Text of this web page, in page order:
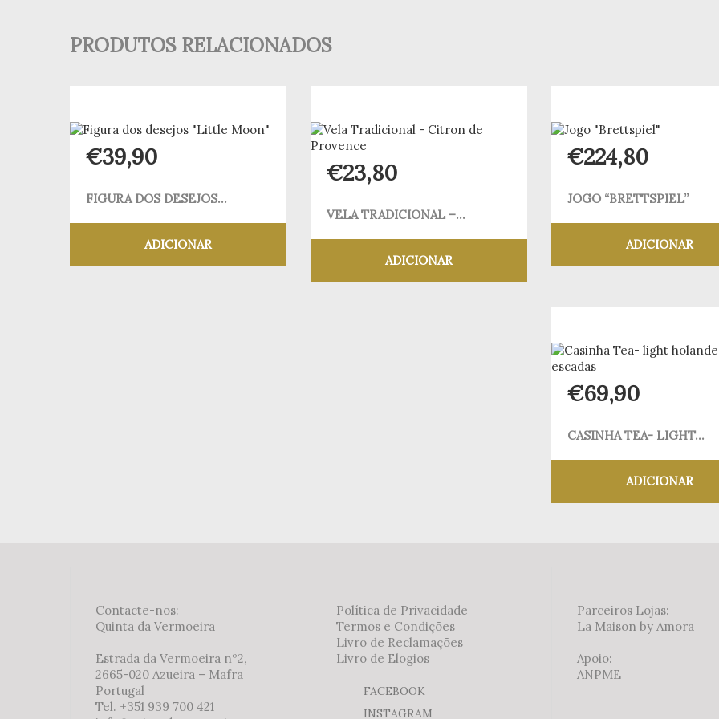
PRODUTOS RELACIONADOS
€39,90
FIGURA DOS DESEJOS...
ADICIONAR
€23,80
VELA TRADICIONAL –...
ADICIONAR
€224,80
JOGO “BRETTSPIEL”
ADICIONAR
€69,90
CASINHA TEA- LIGHT...
ADICIONAR
Contacte-nos:
Quinta da Vermoeira
Estrada da Vermoeira nº2,
2665-020 Azueira – Mafra
Portugal
Tel. +351 939 700 421
Política de Privacidade
Termos e Condições
Livro de Reclamações
Livro de Elogios
FACEBOOK
INSTAGRAM
Parceiros Lojas:
La Maison by Amora
Apoio:
ANPME